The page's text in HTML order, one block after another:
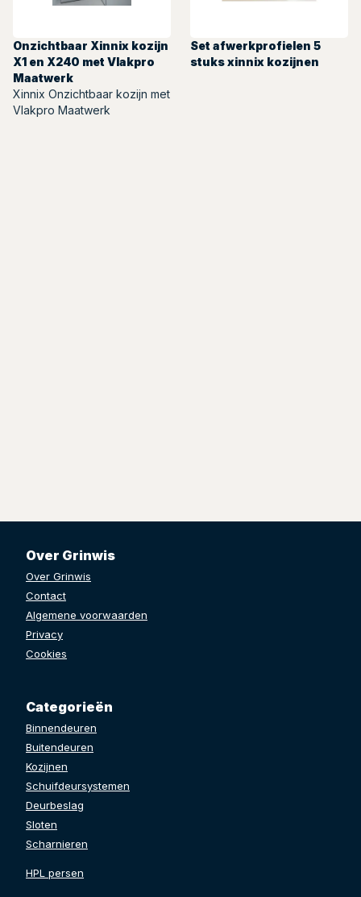
Onzichtbaar Xinnix kozijn
X1 en X240 met Vlakpro
Maatwerk
Xinnix Onzichtbaar kozijn met
Vlakpro Maatwerk
Set afwerkprofielen 5
stuks xinnix kozijnen
Over Grinwis
Over Grinwis
Contact
Algemene voorwaarden
Privacy
Cookies
Categorieën
Binnendeuren
Buitendeuren
Kozijnen
Schuifdeursystemen
Deurbeslag
Sloten
Scharnieren
HPL persen